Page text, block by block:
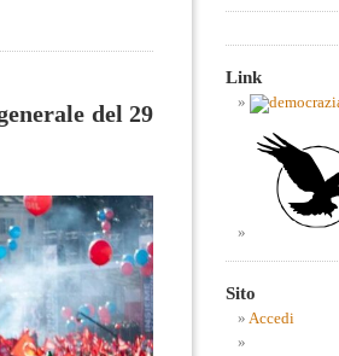
del 29
Link
Sito
Accedi